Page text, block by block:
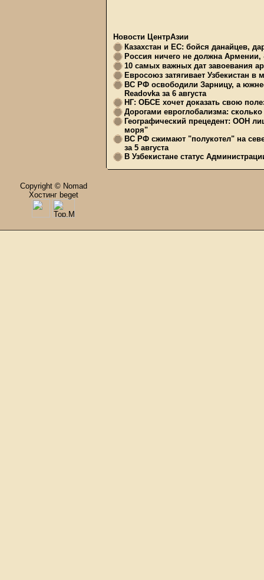
Новости ЦентрАзии
Казахстан и ЕС: бойся данайцев,
Россия ничего не должна Армении,
10 самых важных дат завоевания
Евросоюз затягивает Узбекистан
ВС РФ освободили Зарницу, а
Readovka за 6 августа
НГ: ОБСЕ хочет доказать свою
Дорогами евроглобализма:
Географический прецедент: ООН
моря"
ВС РФ сжимают "полукотел" на
за 5 августа
В Узбекистане статус
Copyright © Nomad
Хостинг beget